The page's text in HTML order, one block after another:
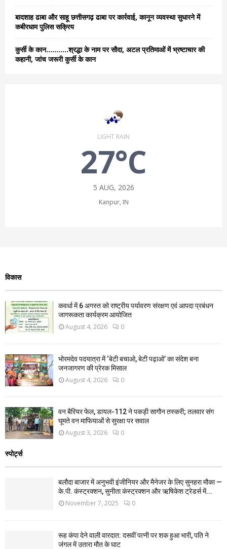
बादशाह ढाबा और साहू छत्तीसगढ़ ढाबा पर कार्रवाई, कानून व्यवस्था सुधारने में
कबीरधाम पुलिस सक्रिय
कुर्सी के कान………..श्रद्धा के नाम पर सौदा, अटल प्रतिमाओं में भ्रष्टाचार की
कहानी, जांच जरूरी कुर्सी के कान
LIGHT RAIN
27°C
5 AUG, 2026
Kanpur, IN
विकास
कवर्धा में 6 अगस्त को राष्ट्रीय पर्यावरण संरक्षण एवं आपदा प्रबंधन
जागरूकता कार्यक्रम आयोजित
August 4, 2026 0
भोरमदेव पदयात्रा में ‘बेटी बचाओ, बेटी पढ़ाओ’ का संदेश बना
जनजागरण की प्रेरक मिसाल
August 4, 2026 0
वन बैरियर फेल, डायल-112 ने पकड़ी सागौन तस्करी; तलवार संग
घूमते वन माफियाओं से सुरक्षा पर सवाल
August 3, 2026 0
स्पोर्ट्स
बलौदा बाजार में अनुभवी इंजीनियर और मैनेजर के लिए सुनहरा मौका —
के.पी. कंस्ट्रक्शन, सुनीता कंस्ट्रक्शन और ऋषिकेश ट्रेडर्स में...
November 7, 2025 0
रूह कंपा देने वाली वारदात: दसवीं पत्नी पर शक हुआ भारी, पति ने
जंगल में उतारा मौत के घाट